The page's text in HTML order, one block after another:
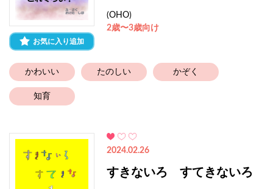
お気に入り追加
(OHO)
2歳〜3歳向け
かわいい たのしい かぞく
知育
2024.02.26
すきないろ すてきないろ